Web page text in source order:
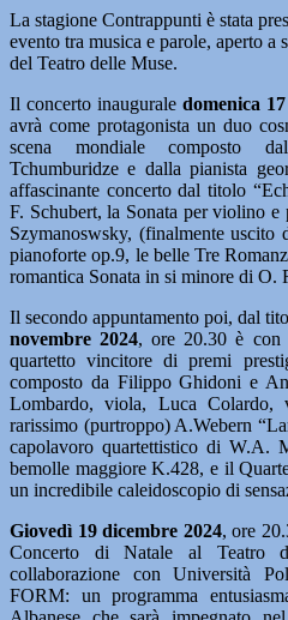
La stagione Contrappunti è stata
evento tra musica e parole, aperto a
del Teatro delle Muse.
Il concerto inaugurale domenica
avrà come protagonista un duo
scena mondiale composto
Tchumburidze e dalla pianista
affascinante concerto dal titolo
F. Schubert, la Sonata per violino
Szymanoswsky, (finalmente uscito
pianoforte op.9, le belle Tre
romantica Sonata in si minore di O.
Il secondo appuntamento poi, dal
novembre 2024, ore 20.30 è con
quartetto vincitore di premi
composto da Filippo Ghidoni e
Lombardo, viola, Luca Colardo,
rarissimo (purtroppo) A.Webern
capolavoro quartettistico di W.A.
bemolle maggiore K.428, e il
un incredibile caleidoscopio di
Giovedì 19 dicembre 2024, ore
Concerto di Natale al Teatro
collaborazione con Università
FORM: un programma